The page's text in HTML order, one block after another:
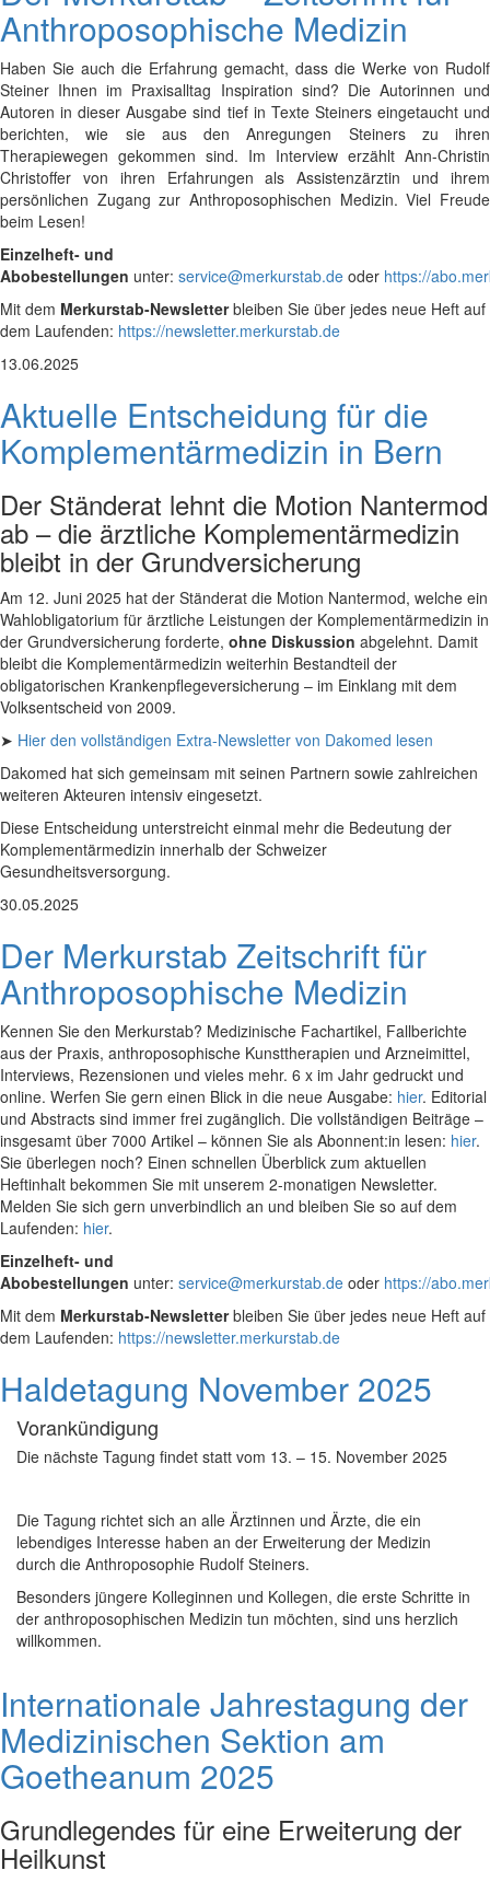
Anthroposophische Medizin
Haben Sie auch die Erfahrung gemacht, dass die Werke von Rudolf
Steiner Ihnen im Praxisalltag Inspiration sind? Die Autorinnen und
Autoren in dieser Ausgabe sind tief in Texte Steiners eingetaucht und
berichten, wie sie aus den Anregungen Steiners zu ihren
Therapiewegen gekommen sind. Im Interview erzählt Ann-Christin
Christoffer von ihren Erfahrungen als Assistenzärztin und ihrem
persönlichen Zugang zur Anthroposophischen Medizin. Viel Freude
beim Lesen!
Einzelheft- und
Abobestellungen unter: service@merkurstab.de oder https://
Mit dem Merkurstab-Newsletterbleiben Sie über jedes neue Heft auf
dem Laufenden: https://newsletter.merkurstab.de
13.06.2025
Aktuelle Entscheidung für die
Komplementärmedizin in Bern
Der Ständerat lehnt die Motion Nantermod
ab – die ärztliche Komplementärmedizin
bleibt in der Grundversicherung
Am 12. Juni 2025 hat der Ständerat die Motion Nantermod, welche ein
Wahlobligatorium für ärztliche Leistungen der Komplementärmedizin in
der Grundversicherung forderte, ohne Diskussion abgelehnt. Damit
bleibt die Komplementärmedizin weiterhin Bestandteil der
obligatorischen Krankenpflegeversicherung – im Einklang mit dem
Volksentscheid von 2009.
➤ Hier den vollständigen Extra-Newsletter von Dakomed lesen
Dakomed hat sich gemeinsam mit seinen Partnern sowie zahlreichen
weiteren Akteuren intensiv eingesetzt.
Diese Entscheidung unterstreicht einmal mehr die Bedeutung der
Komplementärmedizin innerhalb der Schweizer
Gesundheitsversorgung.
30.05.2025
Der Merkurstab Zeitschrift für
Anthroposophische Medizin
Kennen Sie den Merkurstab? Medizinische Fachartikel, Fallberichte
aus der Praxis, anthroposophische Kunsttherapien und Arzneimittel,
Interviews, Rezensionen und vieles mehr. 6 x im Jahr gedruckt und
online. Werfen Sie gern einen Blick in die neue Ausgabe: hier. Editorial
und Abstracts sind immer frei zugänglich. Die vollständigen Beiträge –
insgesamt über 7000 Artikel – können Sie als Abonnent:in lesen: hier.
Sie überlegen noch? Einen schnellen Überblick zum aktuellen
Heftinhalt bekommen Sie mit unserem 2-monatigen Newsletter.
Melden Sie sich gern unverbindlich an und bleiben Sie so auf dem
Laufenden: hier.
Einzelheft- und
Abobestellungen unter: service@merkurstab.de oder https://
Mit dem Merkurstab-Newsletterbleiben Sie über jedes neue Heft auf
dem Laufenden: https://newsletter.merkurstab.de
Haldetagung November 2025
Vorankündigung
Die nächste Tagung findet statt vom 13. – 15. November 2025
Die Tagung richtet sich an alle Ärztinnen und Ärzte, die ein
lebendiges Interesse haben an der Erweiterung der Medizin
durch die Anthroposophie Rudolf Steiners.
Besonders jüngere Kolleginnen und Kollegen, die erste Schritte in
der anthroposophischen Medizin tun möchten, sind uns herzlich
willkommen.
Internationale Jahrestagung der
Medizinischen Sektion am
Goetheanum 2025
Grundlegendes für eine Erweiterung der
Heilkunst